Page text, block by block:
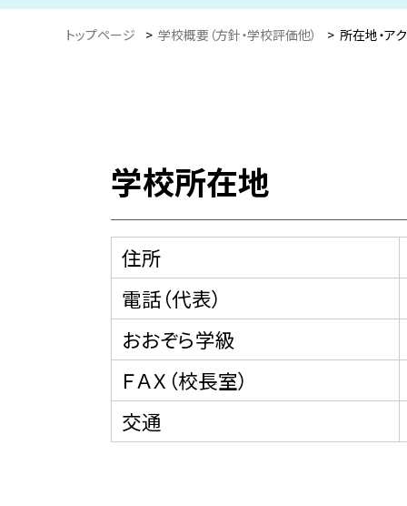
トップページ > 学校概要（方針・学校評価他） > 所在地・ア
学校所在地
住所
電話（代表）
おおぞら学級
ＦＡＸ（校長室）
交通